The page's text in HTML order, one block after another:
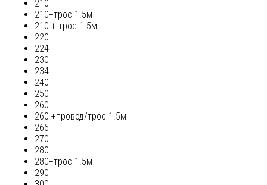
210
210+трос 1.5м
210 + трос 1.5м
220
224
230
234
240
250
260
260 +провод/трос 1.5м
266
270
280
280+трос 1.5м
290